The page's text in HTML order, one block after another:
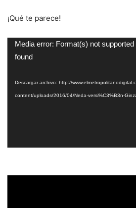
¡Qué te parece!
Reproductor
de
Media error: Format(s) not
found
Descargar archivo: http://
content/uploads/2016/04/Neda-versi%C3%B3n-